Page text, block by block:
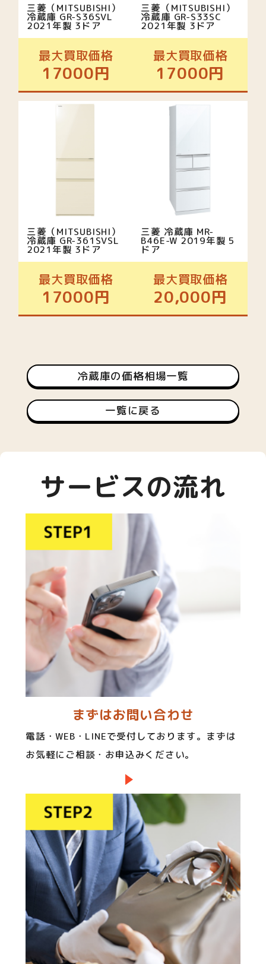
三菱（MITSUBISHI）
冷蔵庫 GR-S36SVL
2021年製 3ドア
最大買取価格
17000円
三菱（MITSUBISHI）
冷蔵庫 GR-S33SC
2021年製 3ドア
最大買取価格
17000円
三菱（MITSUBISHI）
冷蔵庫 GR-361SVSL
2021年製 3ドア
最大買取価格
17000円
三菱 冷蔵庫 MR-
B46E-W 2019年製 5
ドア
最大買取価格
20,000円
冷蔵庫の価格相場一覧
一覧に戻る
サービスの流れ
まずはお問い合わせ
電話・WEB・LINEで受付しております。まずは
お気軽にご相談・お申込みください。